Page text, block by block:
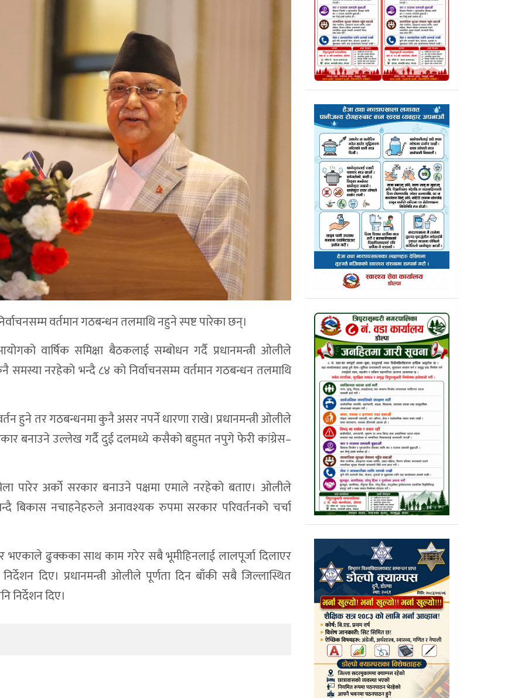
वर्तमान गठबन्धन तलमाथि नहुने स्पष्ट पारेका छन्।
वार्षिक समिक्षा बैठकलाई सम्बोधन गर्दै प्रधानमन्त्री ओलीले
नरहेको भन्दै ८४ को निर्वाचनसम्म वर्तमान गठबन्धन तलमाथि
हुने तर गठबन्धनमा कुनै असर नपर्ने धारणा राखे। प्रधानमन्त्री ओलीले
बनाउने उल्लेख गर्दै दुई दलमध्ये कसैको बहुमत नपुगे फेरी कांग्रेस–
पारेर अर्को सरकार बनाउने पक्षमा एमाले नरहेको बताए। ओलीले
नचाहनेहरुले अनावश्यक रुपमा सरकार परिवर्तनको चर्चा
भएकाले ढुक्कका साथ काम गरेर सबै भूमीहिनलाई लालपूर्जा दिलाएर
दिए। प्रधानमन्त्री ओलीले पूर्णता दिन बाँकी सबै जिल्लास्थित
निर्देशन दिए।